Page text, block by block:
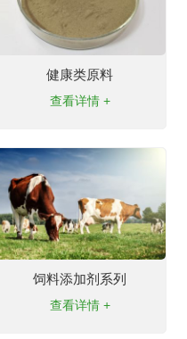
健康类原料
查看详情 +
饲料添加剂系列
查看详情 +